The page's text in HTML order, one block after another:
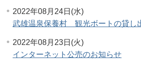
2022年08月24日(水)
武雄温泉保養村 観光ボートの貸し
2022年08月23日(火)
インターネット公売のお知らせ